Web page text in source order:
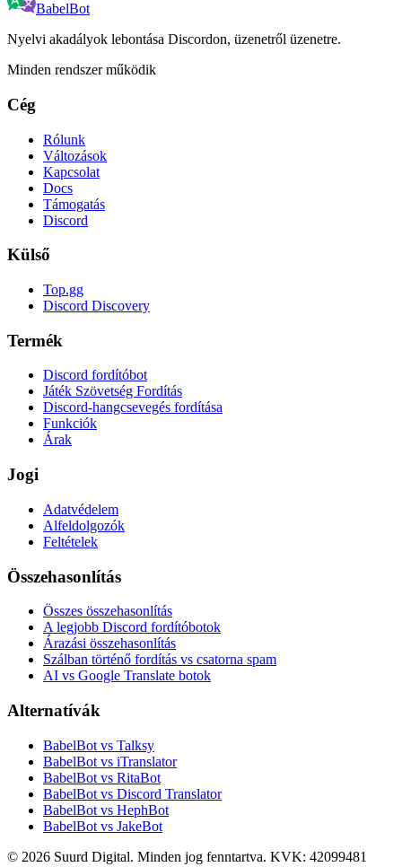
BabelBot
Nyelvi akadályok lebontása Discordon, üzenetről üzenetre.
Minden rendszer működik
Cég
Rólunk
Változások
Kapcsolat
Docs
Támogatás
Discord
Külső
Top.gg
Discord Discovery
Termék
Discord fordítóbot
Játék Szövetség Fordítás
Discord-hangcsevegés fordítása
Funkciók
Árak
Jogi
Adatvédelem
Alfeldolgozók
Feltételek
Összehasonlítás
Összes összehasonlítás
A legjobb Discord fordítóbotok
Árazási összehasonlítás
Szálban történő fordítás vs csatorna spam
AI vs Google Translate botok
Alternatívák
BabelBot vs Talksy
BabelBot vs iTranslator
BabelBot vs RitaBot
BabelBot vs Discord Translator
BabelBot vs HephBot
BabelBot vs JakeBot
© 2026 Suurd Digital. Minden jog fenntartva. KVK: 42099481